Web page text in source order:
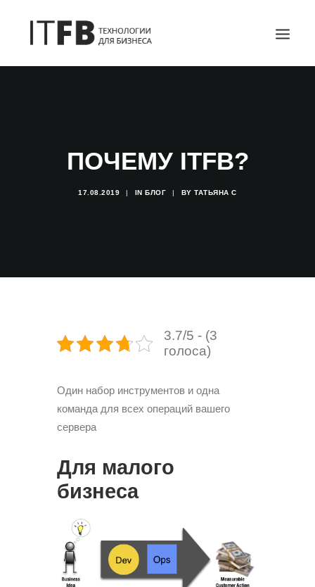
ИТ УСЛУГИПОЧЕМУ ITFB?
17.08.2019 | INБЛОГ | BYТАТЬЯНА С
3.7/5 - (3
голоса)
Один набор инструментов и одна
команда для всех операций вашего
сервера
Для малого
бизнеса